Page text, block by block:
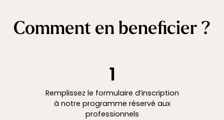
Comment en beneficier ?
1
Remplissez le formulaire d’inscription
à notre programme réservé aux
professionnels